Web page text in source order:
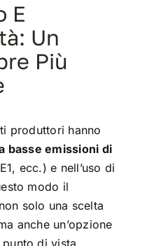
E
Un
Più
produttori hanno
basse emissioni di
ecc.) e nell’uso di
modo il
solo una scelta
anche un’opzione
di vista